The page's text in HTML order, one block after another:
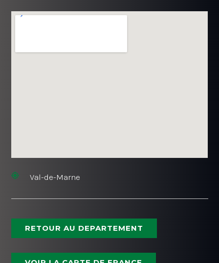
Val-de-Marne
RETOUR AU DEPARTEMENT